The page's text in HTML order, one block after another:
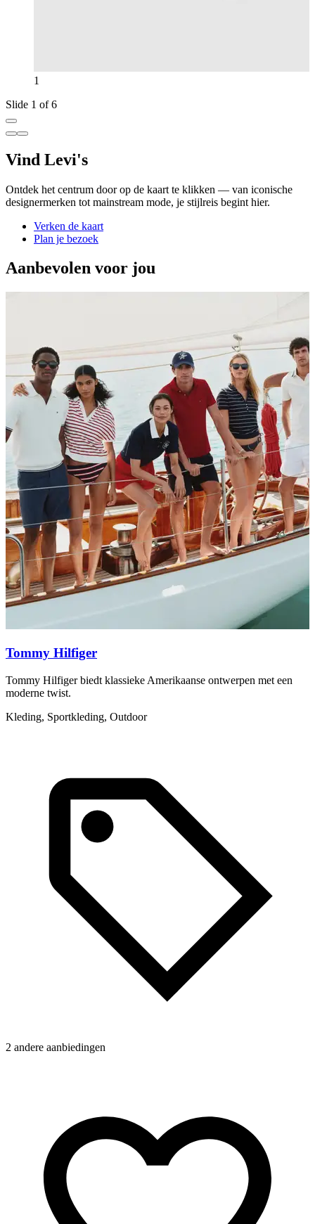
1
Slide 1 of 6
Vind Levi's
Ontdek het centrum door op de kaart te klikken — van iconische
designermerken tot mainstream mode, je stijlreis begint hier.
Verken de kaart
Plan je bezoek
Aanbevolen voor jou
Tommy Hilfiger
Tommy Hilfiger biedt klassieke Amerikaanse ontwerpen met een
moderne twist.
Kleding, Sportkleding, Outdoor
2 andere aanbiedingen